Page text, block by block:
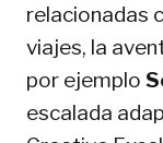
relacionadas
viajes, la
por ejemplo
escalada